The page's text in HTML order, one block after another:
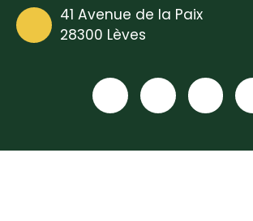
41 Avenue de la Paix
28300 Lèves